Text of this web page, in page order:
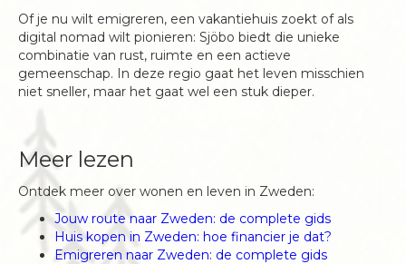
Of je nu wilt emigreren, een vakantiehuis zoekt of als
digital nomad wilt pionieren: Sjöbo biedt die unieke
combinatie van rust, ruimte en een actieve
gemeenschap. In deze regio gaat het leven misschien
niet sneller, maar het gaat wel een stuk dieper.
Meer lezen
Ontdek meer over wonen en leven in Zweden:
Jouw route naar Zweden: de complete gids
Huis kopen in Zweden: hoe financier je dat?
Emigreren naar Zweden: de complete gids